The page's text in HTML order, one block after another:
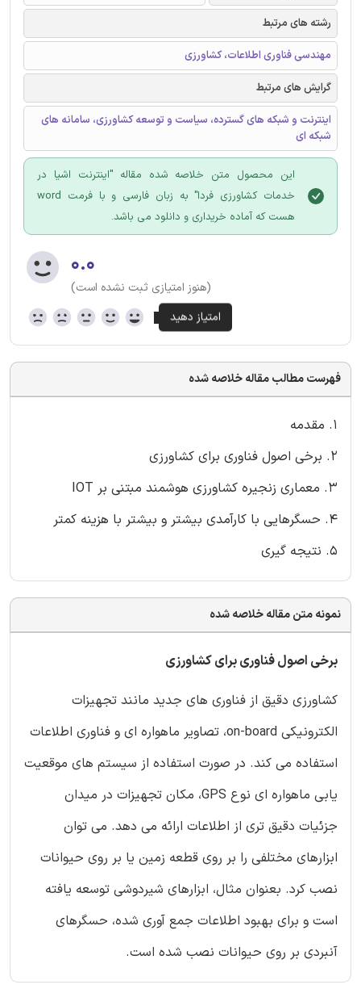
رشته های مرتبط
مهندسی فناوری اطلاعات، کشاورزی
گرایش های مرتبط
اینترنت و شبکه های گسترده، سیاست و توسعه کشاورزی، سامانه های
شبکه ای
این محصول متن خلاصه شده مقاله "اینترنت اشیا در
خدمات کشاورزی فردا" به زبان فارسی و با فرمت word
هست که آماده خریداری و دانلود می باشد.
۰.۰
(هنوز امتیازی ثبت نشده است)
فهرست مطالب مقاله خلاصه شده
1. مقدمه
2. برخی اصول فناوری برای کشاورزی
3. معماری زنجیره کشاورزی هوشمند مبتنی بر IOT
4. حسگرهایی با کارآمدی بیشتر و بیشتر با هزینه کمتر
5. نتیجه گیری
نمونه متن مقاله خلاصه شده
برخی اصول فناوری برای کشاورزی
کشاورزی دقیق از فناوری های جدید مانند تجهیزات
الکترونیکی on-board، تصاویر ماهواره ای و فناوری اطلاعات
استفاده می کند. در صورت استفاده از سیستم های موقعیت
یابی ماهواره ای نوع GPS، مکان تجهیزات در میدان
جزئیات دقیق تری از اطلاعات ارائه می دهد. می توان
ابزارهای مختلفی را بر روی قطعه زمین یا بر روی حیوانات
نصب کرد. بعنوان مثال، ابزارهای شیردوشی توسعه یافته
است و برای بهبود اطلاعات جمع آوری شده، حسگرهای
آنبردی بر روی حیوانات نصب شده است.